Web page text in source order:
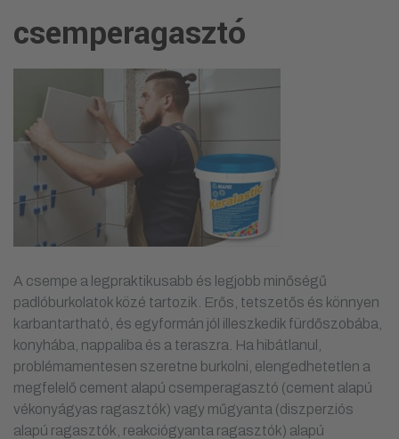
csemperagasztó
A csempe a legpraktikusabb és legjobb minőségű
padlóburkolatok közé tartozik. Erős, tetszetős és könnyen
karbantartható, és egyformán jól illeszkedik fürdőszobába,
konyhába, nappaliba és a teraszra. Ha hibátlanul,
problémamentesen szeretne burkolni, elengedhetetlen a
megfelelő cement alapú csemperagasztó (cement alapú
vékonyágyas ragasztók) vagy műgyanta (diszperziós
alapú ragasztók, reakciógyanta ragasztók) alapú